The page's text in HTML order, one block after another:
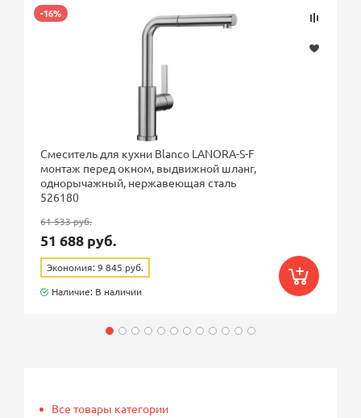
-16%
Смеситель для кухни Blanco LANORA-S-F
монтаж перед окном, выдвижной шланг,
однорычажный, нержавеющая сталь
526180
61 533 руб.
51 688 руб.
Экономия: 9 845 руб.
Наличие: В наличии
Все товары категории